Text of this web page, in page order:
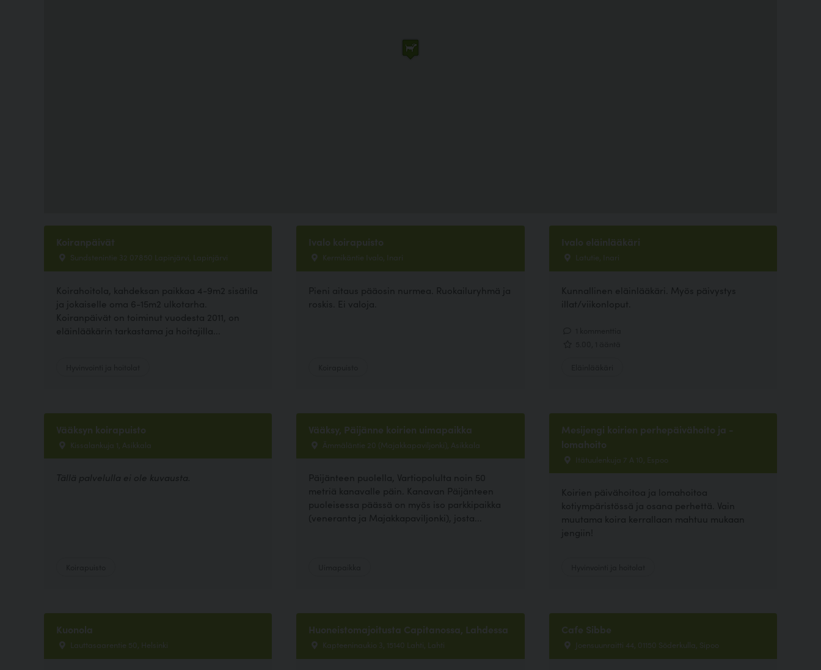
Koiranpäivät
Sundstenintie 32 07850 Lapinjärvi, Lapinjärvi
Koirahoitola, kahdeksan paikkaa 4-9m2 sisätila
ja jokaiselle oma 6-15m2 ulkotarha.
Koiranpäivät on toiminut vuodesta 2011, on
eläinlääkärin tarkastama ja hoitajilla...
Ivalo koirapuisto
Kermikäntie Ivalo, Inari
Pieni aitaus pääosin nurmea. Ruokailuryhmä ja
roskis. Ei valoja.
Ivalo eläinlääkäri
Latutie, Inari
Kunnallinen eläinlääkäri. Myös päivystys
illat/viikonloput.
Vääksyn koirapuisto
Kissalankuja 1, Asikkala
Tällä palvelulla ei ole kuvausta.
Vääksy, Päijänne koirien uimapaikka
Ämmäläntie 20 (Majakkapaviljonki), Asikkala
Päijänteen puolella, Vartiopolulta noin 50
metriä kanavalle päin. Kanavan Päijänteen
puoleisessa päässä on myös iso parkkipaikka
(veneranta ja Majakkapaviljonki), josta...
Mesijengi koirien perhepäivähoito ja -
lomahoito
Itätuulenkuja 7 A 10, Espoo
Koirien päivähoitoa ja lomahoitoa
kotiympäristössä ja osana perhettä. Vain
muutama koira kerrallaan mahtuu mukaan
jengiin!
Kuonola
Lauttasaarentie 50, Helsinki
Huoneistomajoitusta Capitanossa, Lahdessa
Kapteeninaukio 3, 15140 Lahti, Lahti
Cafe Sibbe
Joensuunraitti 44, 01150 Söderkulla, Sipoo